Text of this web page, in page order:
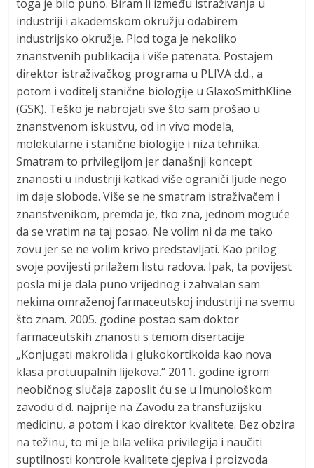
toga je bilo puno. Biram li između istraživanja u
industriji i akademskom okružju odabirem
industrijsko okružje. Plod toga je nekoliko
znanstvenih publikacija i više patenata. Postajem
direktor istraživačkog programa u PLIVA d.d., a
potom i voditelj stanične biologije u GlaxoSmithKline
(GSK). Teško je nabrojati sve što sam prošao u
znanstvenom iskustvu, od in vivo modela,
molekularne i stanične biologije i niza tehnika.
Smatram to privilegijom jer današnji koncept
znanosti u industriji katkad više ograniči ljude nego
im daje slobode. Više se ne smatram istraživačem i
znanstvenikom, premda je, tko zna, jednom moguće
da se vratim na taj posao. Ne volim ni da me tako
zovu jer se ne volim krivo predstavljati. Kao prilog
svoje povijesti prilažem listu radova. Ipak, ta povijest
posla mi je dala puno vrijednog i zahvalan sam
nekima omraženoj farmaceutskoj industriji na svemu
što znam. 2005. godine postao sam doktor
farmaceutskih znanosti s temom disertacije
„Konjugati makrolida i glukokortikoida kao nova
klasa protuupalnih lijekova.“ 2011. godine igrom
neobičnog slučaja zaposlit ću se u Imunološkom
zavodu d.d. najprije na Zavodu za transfuzijsku
medicinu, a potom i kao direktor kvalitete. Bez obzira
na težinu, to mi je bila velika privilegija i naučiti
suptilnosti kontrole kvalitete cjepiva i proizvoda